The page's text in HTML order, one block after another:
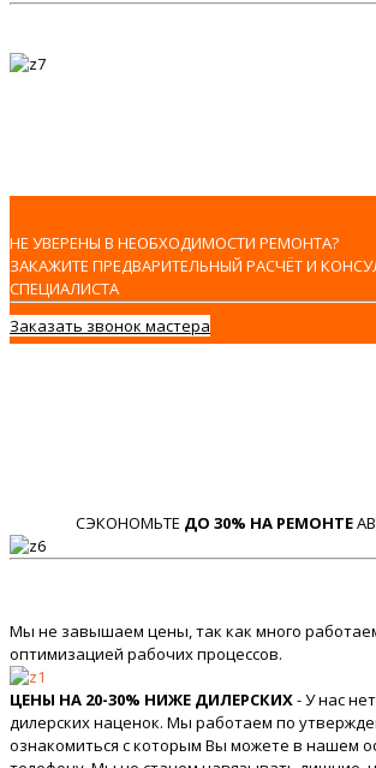
НЕ УВЕРЕНЫ В НЕОБХОДИМОСТИ РЕМОНТА?
ЗАКАЖИТЕ ПРЕДВАРИТЕЛЬНЫЙ РАСЧЁТ И
СПЕЦИАЛИСТА
Заказать звонок мастера
СЭКОНОМЬТЕ ДО 30% НА РЕМОНТЕ
Мы не завышаем цены, так как много
оптимизацией рабочих процессов.
ЦЕНЫ НА 20-30% НИЖЕ ДИЛЕРСКИХ- У нас
дилерских наценок. Мы работаем по
ознакомиться с которым Вы можете в нашем